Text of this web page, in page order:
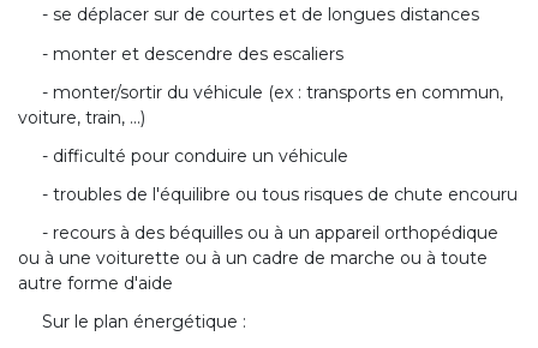
- se déplacer sur de courtes et de longues distances
- monter et descendre des escaliers
- monter/sortir du véhicule (ex : transports en commun,
voiture, train, ...)
- difficulté pour conduire un véhicule
- troubles de l'équilibre ou tous risques de chute encouru
- recours à des béquilles ou à un appareil orthopédique
ou à une voiturette ou à un cadre de marche ou à toute
autre forme d'aide
Sur le plan énergétique :